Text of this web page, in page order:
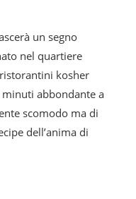
un segno
nel quartiere
kosher
abbondante a
scomodo ma di
dell’anima di